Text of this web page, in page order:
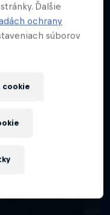
Ďalšie
ochrany
súborov
cookie